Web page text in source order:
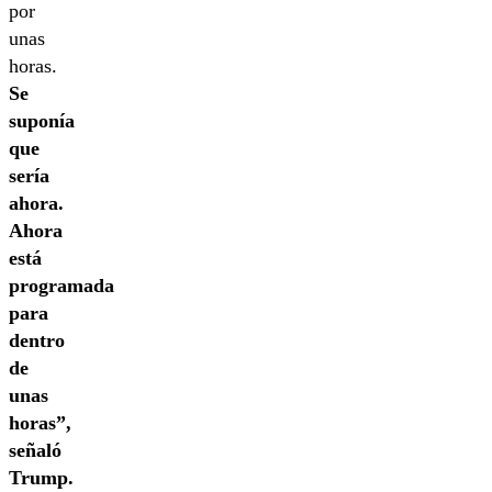
por
unas
horas.
Se
suponía
que
sería
ahora.
Ahora
está
programada
para
dentro
de
unas
horas”,
señaló
Trump.